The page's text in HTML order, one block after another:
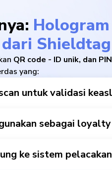
Shieldtag
QR code - ID unik, dan
yang:
untuk validasi
sebagai
ke sistem pelacakan